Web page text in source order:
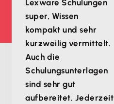
Lexware Schulungen
super, Wissen
kompakt und sehr
kurzweilig vermittelt.
Auch die
Schulungsunterlagen
sind sehr gut
aufbereitet. Jederzeit